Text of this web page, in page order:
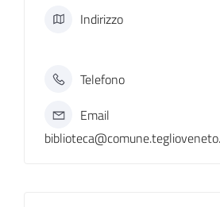
Indirizzo
Telefono
Email